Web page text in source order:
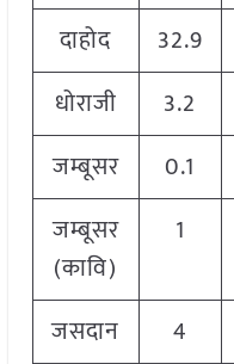
दाहोद
32.9
धोराजी
3.2
जम्बूसर
0.1
जम्बूसर
(कावि)
1
जसदान 4